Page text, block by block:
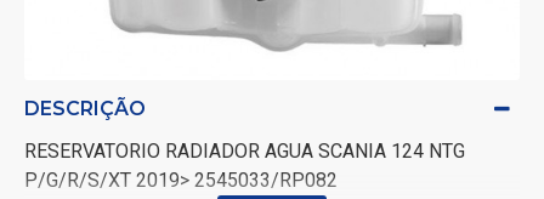
DESCRIÇÃO
RESERVATORIO RADIADOR AGUA SCANIA 124 NTG
P/G/R/S/XT 2019> 2545033/RP082